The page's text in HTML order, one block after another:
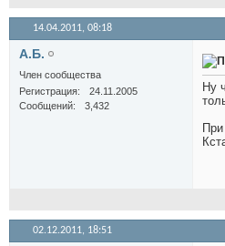
14.04.2011, 08:18
А.Б.
Член сообщества
Регистрация
24.11.2005
Сообщений
3,432
Ну
02.12.2011, 18:51